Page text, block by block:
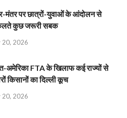
मंतर पर छात्रों-युवाओं के आंदोलन से
कुछ जरूरी सबक
20, 2026
अमेरिका FTA के खिलाफ कई राज्यों से
किसानों का दिल्ली कूच
20, 2026